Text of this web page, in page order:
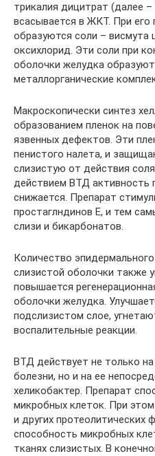
трикалия дицитрат (далее
всасывается в ЖКТ. При
образуются соли – висмута
оксихлорид. Эти соли при
оболочки желудка
металлорганические
Макроскопически синтез
образованием пленок на
язвенных дефектов. Эти
пенистого налета, и
слизистую от действия
действием ВТД активность
снижается. Препарат
простаглндинов Е, и тем
слизи и бикарбонатов.
Количество
слизистой оболочки также
повышается
оболочки желудка.
подслизистом слое,
воспалительные реакции.
ВТД действует не только на
болезни, но и на ее
хеликобактер. Препарат
микробных клеток. При
и других протеолитических
способность микробных
тканях слизистых. В